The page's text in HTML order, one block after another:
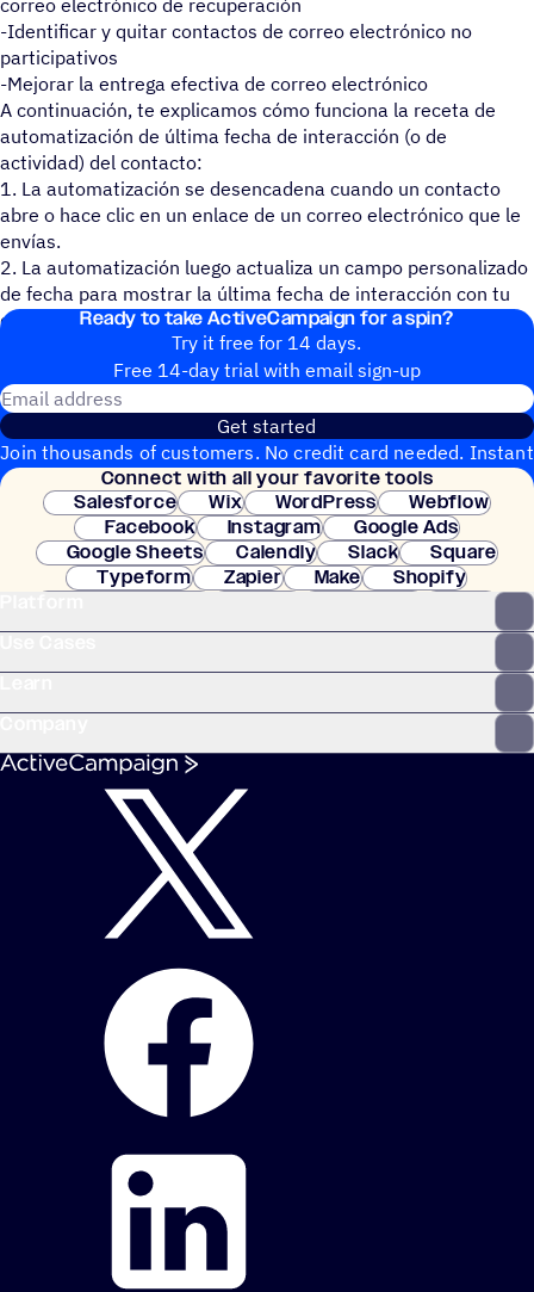
-Identificar y quitar contactos de correo electrónico no
participativos
-Mejorar la entrega efectiva de correo electrónico
A continuación, te explicamos cómo funciona la receta de
automatización de última fecha de interacción (o de
actividad) del contacto:
1. La automatización se desencadena cuando un contacto
abre o hace clic en un enlace de un correo electrónico que le
envías.
2. La automatización luego actualiza un campo personalizado
de fecha para mostrar la última fecha de interacción con tu
correo electrónico.Ready to take ActiveCampaign for a spin?
Try it free for 14 days.
Free 14-day trial with email sign-up
Get started
Join thousands of customers. No credit card needed. Instant
setup.
Connect with all your favorite tools
Salesforce
Wix WordPress
Webflow
Facebook
Instagram
Google Ads
Google Sheets
Calendly Slack
Square
Typeform
Zapier Make
Shopify
Clay